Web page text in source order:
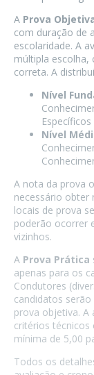
A Prova
com duração de
escolaridade. A
múltipla escolha,
correta. A
Nível
Nível
A nota da prova
necessário obter
locais de prova
poderão ocorrer
vizinhos.
A Prova Prática
apenas para os
Condutores
candidatos
prova objetiva. A
critérios técnicos
mínima de 5,00
Todos os